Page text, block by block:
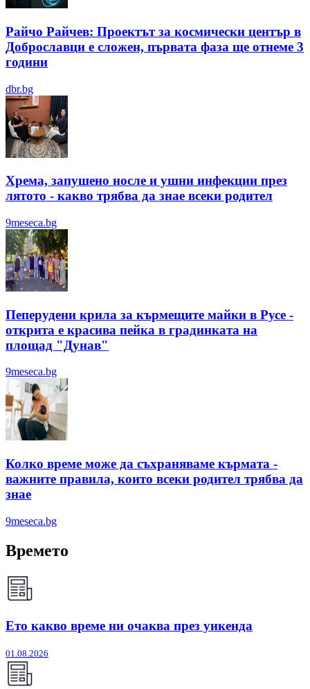
Райчо Райчев: Проектът за космически център в
Доброславци е сложен, първата фаза ще отнеме 3
години
dbr.bg
Хрема, запушено носле и ушни инфекции през
лятотo - какво трябва да знае всеки родител
9meseca.bg
Пеперудени крила за кърмещите майки в Русе -
открита е красива пейка в градинката на
площад "Дунав"
9meseca.bg
Колко време може да съхраняваме кърмата -
важните правила, които всеки родител трябва да
знае
9meseca.bg
Времето
Ето какво време ни очаква през уикенда
01.08.2026